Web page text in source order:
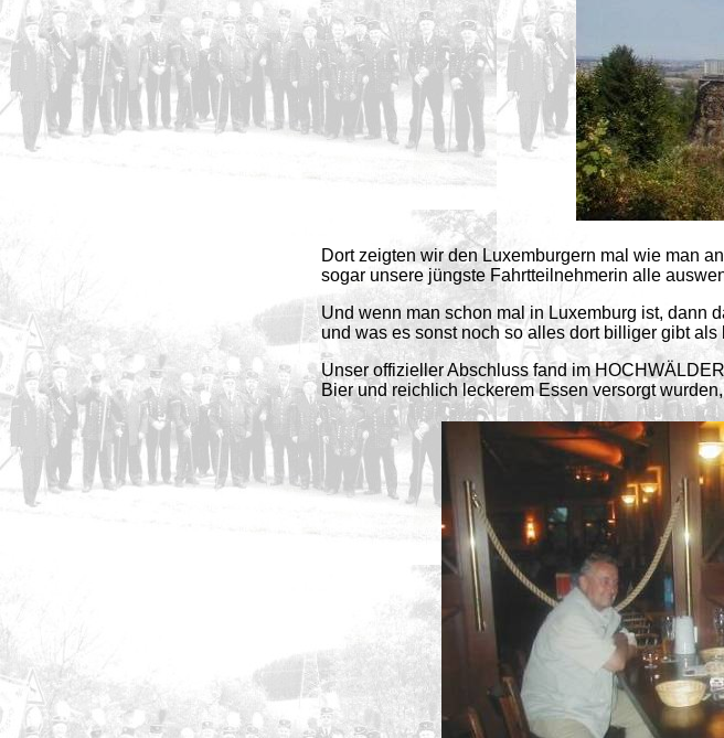
Dort zeigten wir den Luxemburgern mal wie man
sogar unsere jüngste Fahrtteilnehmerin alle
Und wenn man schon mal in Luxemburg ist, dann
und was es sonst noch so alles dort billiger gibt
Unser offizieller Abschluss fand im
Bier und reichlich leckerem Essen versorgt